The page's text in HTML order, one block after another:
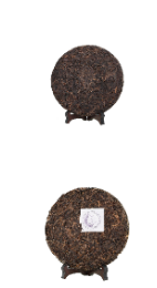
营销团队，售后服
品，都是倾注了公